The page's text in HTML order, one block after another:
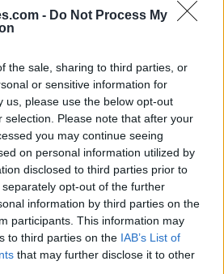
- Do Not Process My
the sale, sharing to third parties, or
or sensitive information for
us, please use the below opt-out
selection. Please note that after your
you may continue seeing
on personal information utilized by
disclosed to third parties prior to
opt-out of the further
information by third parties on the
participants. This information may
to third parties on the IAB’s List of
that may further disclose it to other
dell'Argentina per i